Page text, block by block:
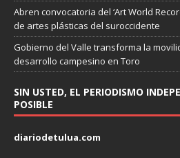
Abren convocatoria del ‘Art World
de artes plásticas del suroccidente
Gobierno del Valle transforma la
desarrollo campesino en Toro
SIN USTED, EL PERIODISMO
POSIBLE
diariodetulua.com